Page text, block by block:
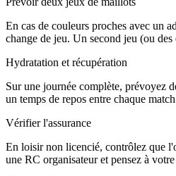
En cas de couleurs proches avec un
change de jeu. Un second jeu (ou
Hydratation et récupération
Sur une journée complète, prévoyez
un temps de repos entre chaque
Vérifier l'assurance
En loisir non licencié, contrôlez que
une RC organisateur et pensez à